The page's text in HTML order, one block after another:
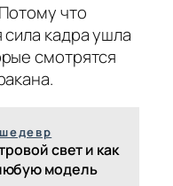
что
кадра ушла
смотрятся
свет и как
модель